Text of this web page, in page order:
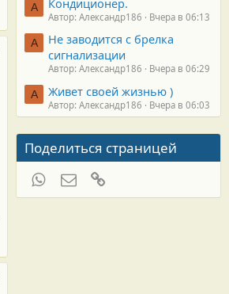
А
Автор: Александр186 Вчера в 06:13
А
Не заводится с брелка
сигнализации
Автор: Александр186 Вчера в 06:29
А Живет своей жизнью )
Автор: Александр186 Вчера в 06:03
Поделиться страницей
WhatsAppЭлектронная почта